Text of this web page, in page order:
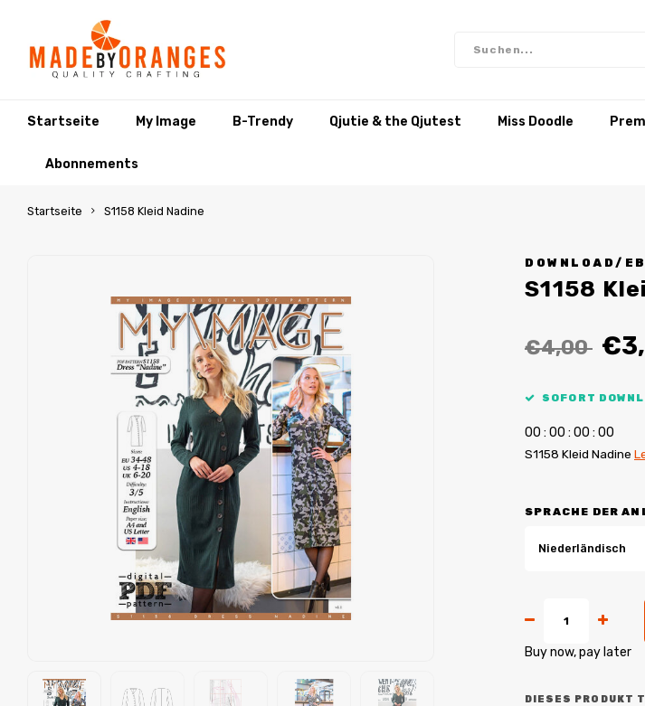
Startseite My Image B-Trendy Qjutie & the Qjutest Miss Doodle
Abonnements
Startseite S1158 Kleid Nadine
DOWNLOAD/
S1158
€4,00
SOFORT
00 : 00 : 00 : 00
S1158 Kleid Nadine
SPRACHE DER
Niederländisch
Buy now, pay later
DIESES PRODUKT